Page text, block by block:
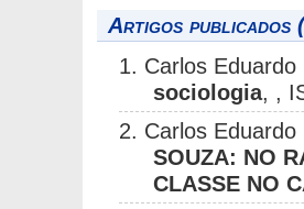
Artigos publicados
1. Carlos
sociologia, ,
2. Carlos
SOUZA: NO
CLASSE NO